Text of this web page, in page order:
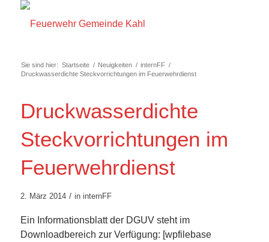
Sie sind hier: Startseite / Neuigkeiten / internFF /
Druckwasserdichte Steckvorrichtungen im Feuerwehrdienst
Druckwasserdichte
Steckvorrichtungen im
Feuerwehrdienst
2. März 2014 / in internFF
Ein Informationsblatt der DGUV steht im
Downloadbereich zur Verfügung: [wpfilebase